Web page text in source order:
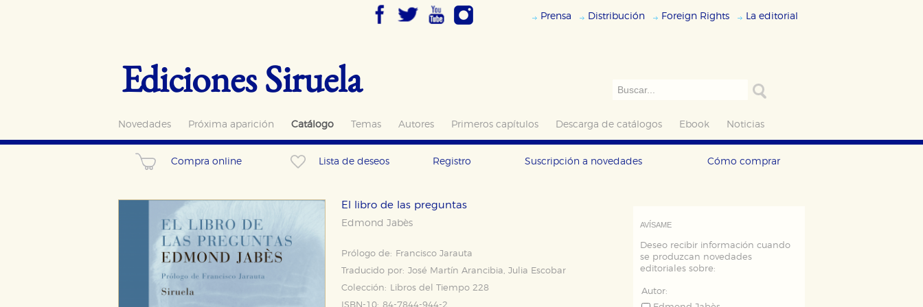
Prensa Distribución Foreign Rights La editorial
Ediciones Siruela
Novedades Próxima aparición Catálogo Temas Autores Primeros capítulos Descarga de catálogos Ebook Noticias
Compra online Lista de deseos Registro Suscripción a novedades Cómo comprar
El libro de las preguntas
Edmond Jabès
Prólogo de:
Francisco Jarauta
Traducido por: José Martín Arancibia, Julia Escobar
Colección:
Libros del Tiempo 228
AVÍSAME
Deseo recibir información cuando
se produzcan novedades
editoriales sobre:
Autor: